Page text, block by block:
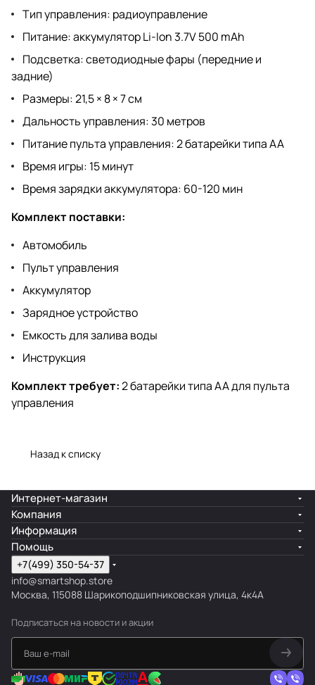
Тип управления: радиоуправление
Питание: аккумулятор Li-Ion 3.7V 500 mAh
Подсветка: светодиодные фары (передние и
задние)
Размеры: 21,5 × 8 × 7 см
Дальность управления: 30 метров
Питание пульта управления: 2 батарейки типа АА
Время игры: 15 минут
Время зарядки аккумулятора: 60-120 мин
Комплект поставки:
Автомобиль
Пульт управления
Аккумулятор
Зарядное устройство
Емкость для залива воды
Инструкция
Комплект требует:2 батарейки типа АА для пульта
управления
Назад к списку
Интернет-магазин
Компания
Информация
Помощь
+7(499) 350-54-37
info@smartshop.store
Москва, 115088 Шарикоподшипниковская улица, 4к4А
Подписаться на новости и акции